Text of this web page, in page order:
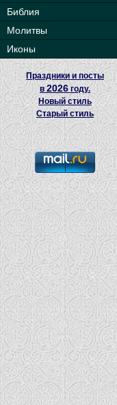
Библия
Молитвы
Иконы
Праздники и посты
в2026 году.
Новый стиль
Старый стиль